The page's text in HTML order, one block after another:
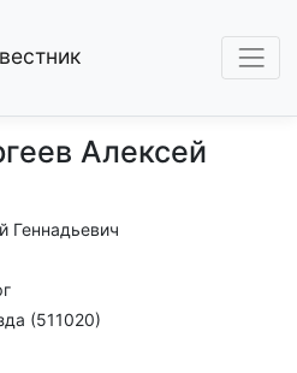
Алексей
Геннадьевич
(511020)